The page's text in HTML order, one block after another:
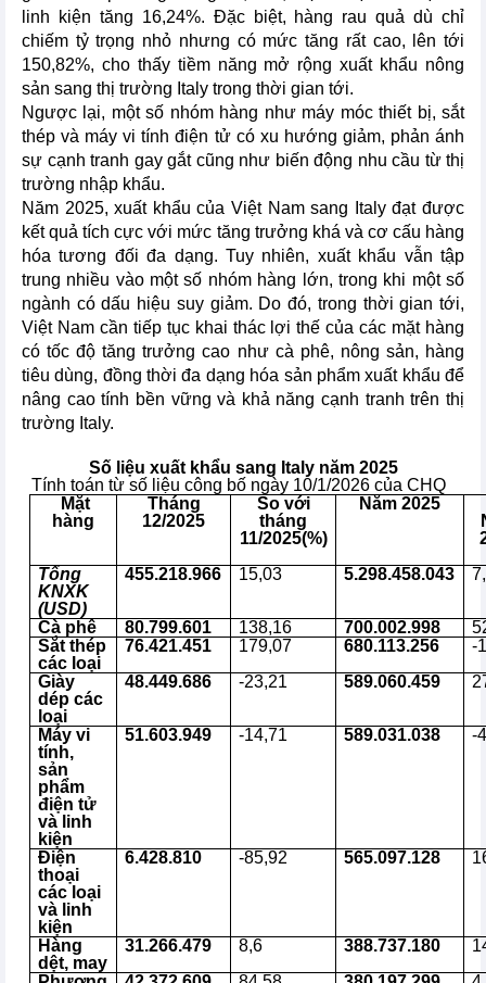
linh kiện tăng 16,24%. Đặc biệt, hàng rau quả dù chỉ
chiếm tỷ trọng nhỏ nhưng có mức tăng rất cao, lên tới
150,82%, cho thấy tiềm năng mở rộng xuất khẩu nông
sản sang thị trường Italy trong thời gian tới.
Ngược lại, một số nhóm hàng như máy móc thiết bị, sắt
thép và máy vi tính điện tử có xu hướng giảm, phản ánh
sự cạnh tranh gay gắt cũng như biến động nhu cầu từ thị
trường nhập khẩu.
Năm 2025, xuất khẩu của Việt Nam sang Italy đạt được
kết quả tích cực với mức tăng trưởng khá và cơ cấu hàng
hóa tương đối đa dạng. Tuy nhiên, xuất khẩu vẫn tập
trung nhiều vào một số nhóm hàng lớn, trong khi một số
ngành có dấu hiệu suy giảm. Do đó, trong thời gian tới,
Việt Nam cần tiếp tục khai thác lợi thế của các mặt hàng
có tốc độ tăng trưởng cao như cà phê, nông sản, hàng
tiêu dùng, đồng thời đa dạng hóa sản phẩm xuất khẩu để
nâng cao tính bền vững và khả năng cạnh tranh trên thị
trường Italy.
Số liệu xuất khẩu sang Italy năm 2025
Tính toán từ số liệu công bố ngày 10/1/2026 của CHQ
Mặt
hàng
Tháng
12/2025
So với
tháng
11/2025(%)
Năm 2025
Tổng
KNXK
(USD)
455.218.966 15,03 5.298.458.043
Cà phê 80.799.601 138,16 700.002.998
Sắt thép
các loại
76.421.451 179,07 680.113.256
-
Giày
dép các
loại
48.449.686 -23,21 589.060.459
Máy vi
tính,
sản
phẩm
điện tử
và linh
kiện
51.603.949 -14,71 589.031.038 -
Điện
thoại
các loại
và linh
kiện
6.428.810 -85,92 565.097.128
Hàng
dệt, may
31.266.479 8,6 388.737.180